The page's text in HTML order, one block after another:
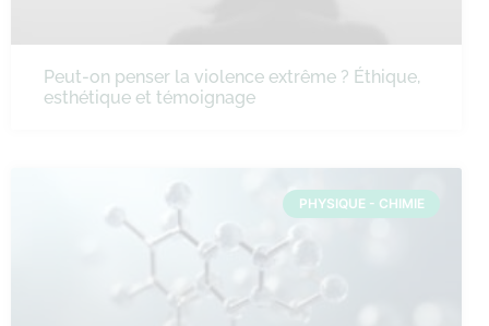
Peut-on penser la violence extrême ? Éthique,
esthétique et témoignage
PHYSIQUE - CHIMIE